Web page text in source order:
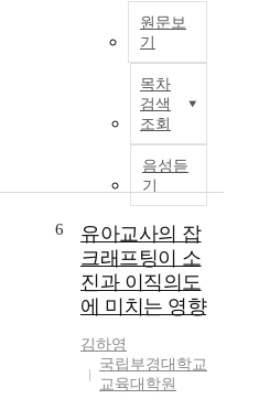
모
원문보
기
목차
검색
조회
음성듣
기
6
유아교사의 잡
크래프팅이 소
진과 이직의도
에 미치는 영향
김하영
국립부경대학교
교육대학원